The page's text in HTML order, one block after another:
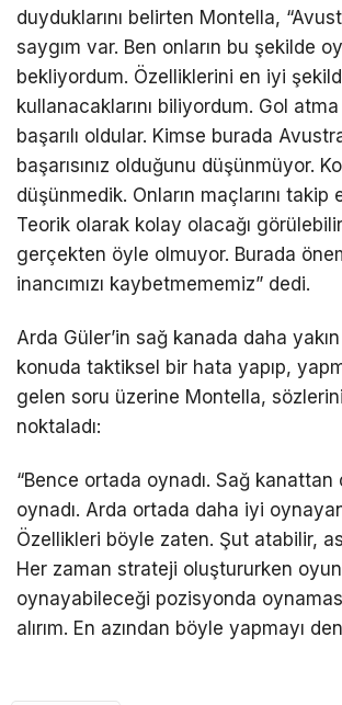
duyduklarını belirten Montella,
saygım var. Ben onların bu şekilde
bekliyordum. Özelliklerini en iyi
kullanacaklarını biliyordum. Gol
başarılı oldular. Kimse burada
başarısınız olduğunu düşünmüyor.
düşünmedik. Onların maçlarını takip
Teorik olarak kolay olacağı
gerçekten öyle olmuyor. Burada
inancımızı kaybetmememiz” dedi.
Arda Güler’in sağ kanada daha
konuda taktiksel bir hata yapıp,
gelen soru üzerine Montella,
noktaladı:
“Bence ortada oynadı. Sağ
oynadı. Arda ortada daha iyi
Özellikleri böyle zaten. Şut atabilir,
Her zaman strateji oluştururken
oynayabileceği pozisyonda
alırım. En azından böyle yapmayı